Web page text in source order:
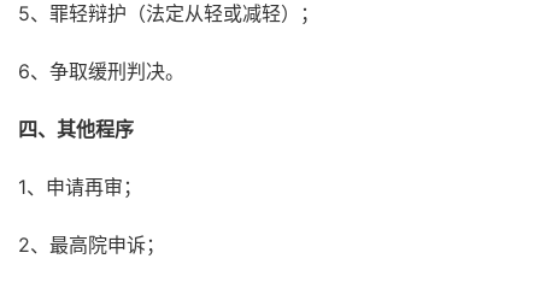
5、罪轻辩护（法定从轻或减轻）；
6、争取缓刑判决。
四、其他程序
1、申请再审；
2、最高院申诉；